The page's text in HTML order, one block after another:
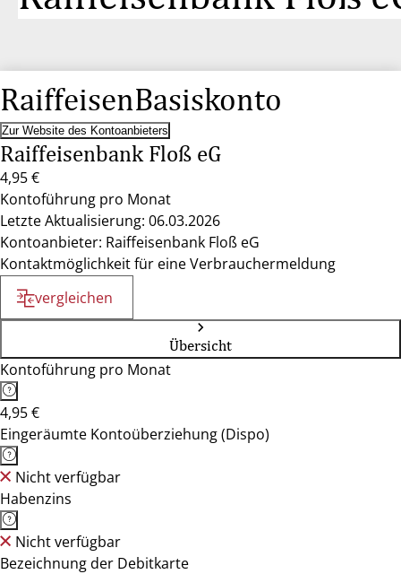
RaiffeisenBasiskonto
Zur Website des Kontoanbieters
Raiffeisenbank Floß eG
4,95 €
Kontoführung pro Monat
Letzte Aktualisierung: 06.03.2026
Kontoanbieter: Raiffeisenbank Floß eG
Kontaktmöglichkeit für eine Verbrauchermeldung
vergleichen
Übersicht
Kontoführung pro Monat
4,95 €
Eingeräumte Kontoüberziehung (Dispo)
Nicht verfügbar
Habenzins
Nicht verfügbar
Bezeichnung der Debitkarte